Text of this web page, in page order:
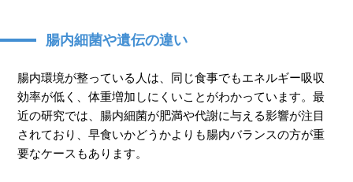
腸内細菌や遺伝の違い
腸内環境が整っている人は、同じ食事でもエネルギー吸収
効率が低く、体重増加しにくいことがわかっています。最
近の研究では、腸内細菌が肥満や代謝に与える影響が注目
されており、早食いかどうかよりも腸内バランスの方が重
要なケースもあります。